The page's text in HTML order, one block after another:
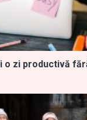
o zi productivă